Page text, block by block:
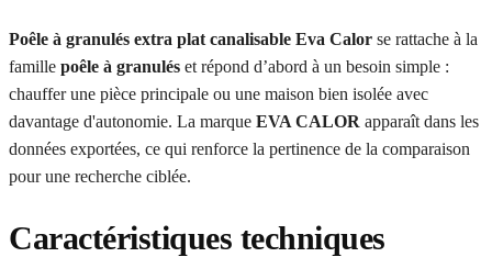
Poêle à granulés extra plat canalisable Eva Calor se rattache à la
famille poêle à granulés et répond d’abord à un besoin simple :
chauffer une pièce principale ou une maison bien isolée avec
davantage d'autonomie. La marque EVA CALOR apparaît dans les
données exportées, ce qui renforce la pertinence de la comparaison
pour une recherche ciblée.
Caractéristiques techniques